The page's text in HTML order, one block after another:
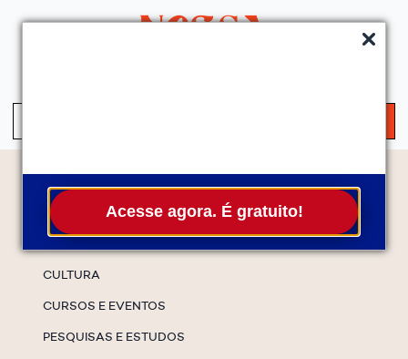
Acesse agora. É gratuito!
Temas
CULTURA
CURSOS E EVENTOS
PESQUISAS E ESTUDOS